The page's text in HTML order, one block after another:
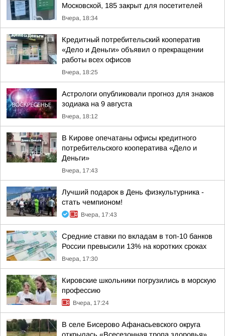
Московской, 185 закрыт для посетителей
Вчера, 18:34
Кредитный потребительский кооператив
«Дело и Деньги» объявил о прекращении
работы всех офисов
Вчера, 18:25
Астрологи опубликовали прогноз для знаков
зодиака на 9 августа
Вчера, 18:12
В Кирове опечатаны офисы кредитного
потребительского кооператива «Дело и
Деньги»
Вчера, 17:43
Лучший подарок в День физкультурника -
стать чемпионом!
Вчера, 17:43
Средние ставки по вкладам в топ-10 банков
России превысили 13% на коротких сроках
Вчера, 17:30
Кировские школьники погрузились в морскую
профессию
Вчера, 17:24
В селе Бисерово Афанасьевского округа